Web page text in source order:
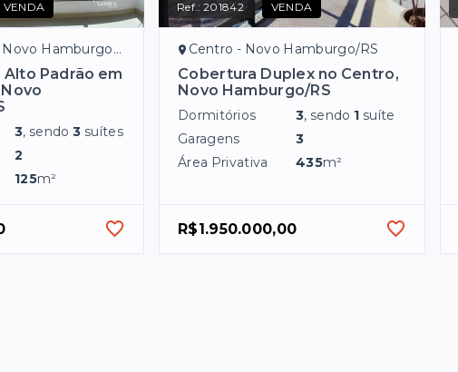
VENDA
Hamburgo/RS
Padrão em
3, sendo3 suítes
2
125m²
Ref.:201842 VENDA
Centro - Novo Hamburgo/RS
Cobertura Duplex no Centro,
Novo Hamburgo/RS
Dormitórios 3, sendo 1 suíte
Garagens
3
Área Privativa
435m²
R$1.950.000,00